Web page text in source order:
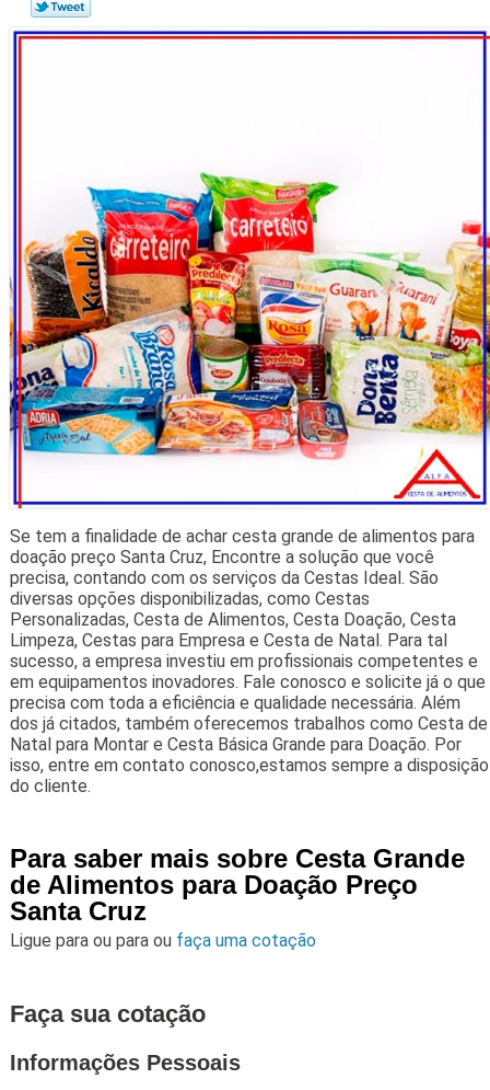
Se tem a finalidade de achar cesta grande de alimentos para
doação preço Santa Cruz, Encontre a solução que você
precisa, contando com os serviços da Cestas Ideal. São
diversas opções disponibilizadas, como Cestas
Personalizadas, Cesta de Alimentos, Cesta Doação, Cesta
Limpeza, Cestas para Empresa e Cesta de Natal. Para tal
sucesso, a empresa investiu em profissionais competentes e
em equipamentos inovadores. Fale conosco e solicite já o que
precisa com toda a eficiência e qualidade necessária. Além
dos já citados, também oferecemos trabalhos como Cesta de
Natal para Montar e Cesta Básica Grande para Doação. Por
isso, entre em contato conosco,estamos sempre a disposição
do cliente.
Para saber mais sobre Cesta Grande
de Alimentos para Doação Preço
Santa Cruz
Ligue para ou para ou faça uma cotação
Faça sua cotação
Informações Pessoais